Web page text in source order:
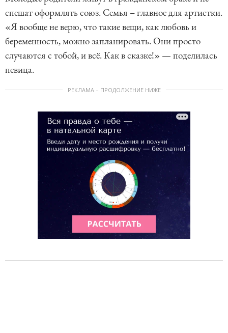
спешат оформлять союз. Семья – главное для артистки.
«Я вообще не верю, что такие вещи, как любовь и
беременность, можно запланировать. Они просто
случаются с тобой, и всё. Как в сказке!» — поделилась
певица.
РЕКЛАМА – ПРОДОЛЖЕНИЕ НИЖЕ